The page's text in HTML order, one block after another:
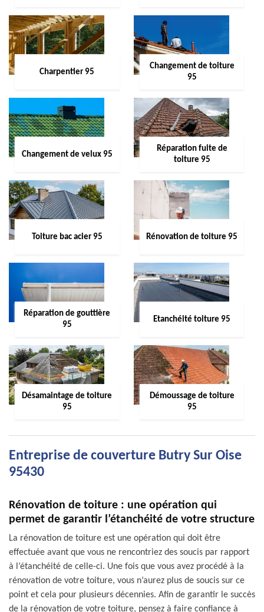
Charpentier 95
Changement de toiture
95
Changement de velux 95
Réparation fuite de
toiture 95
Toiture bac acier 95 Rénovation de toiture 95
Réparation de gouttière
95
Etanchéité toiture 95
Désamaintage de toiture
95
Démoussage de toiture
95
Entreprise de couverture Butry Sur Oise
95430
Rénovation de toiture : une opération qui
permet de garantir l’étanchéité de votre structure
La rénovation de toiture est une opération qui doit être
effectuée avant que vous ne rencontriez des soucis par rapport
à l’étanchéité de celle-ci. Une fois que vous avez procédé à la
rénovation de votre toiture, vous n’aurez plus de soucis sur ce
point et cela pour plusieurs décennies. Afin de garantir le succès
de la rénovation de votre toiture, pensez à faire confiance à